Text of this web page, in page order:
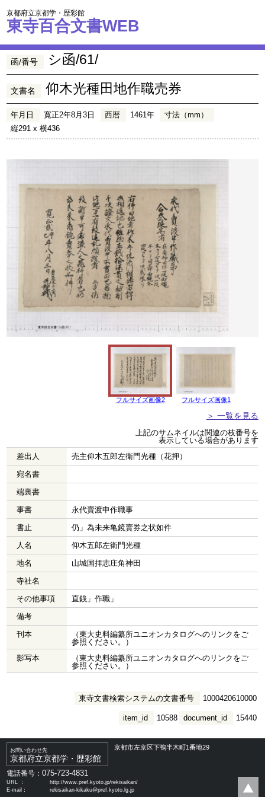
京都府立京都学・歴彩館
東寺百合文書WEB
函/番号 シ函/61/
文書名 仰木光種田地作職売券
年月日 寛正2年8月3日 西暦 1461年
寸法（mm）
縦291 x 横436
フルサイズ画像2 フルサイズ画像1
＞ 一覧を見る
上記のサムネイルは関連の枝番号を
表示している場合があります
差出人
売主仰木五郎左衛門光種（花押）
宛名書
端裏書
事書
永代賣渡申作職事
書止
仍」為未来亀鏡賣券之状如件
人名
仰木五郎左衛門光種
地名
山城国拝志庄角神田
寺社名
その他事項
直銭」作職」
備考
刊本
（東大史料編纂所ユニオンカタログへのリンクをご
参照ください。）
影写本
（東大史料編纂所ユニオンカタログへのリンクをご
参照ください。）
東寺文書検索システムの文書番号 1000420610000
document_id 15440
item_id 10588
お問い合わせ先
京都府立京都学・歴彩館
京都市左京区下鴨半木町1番地29
電話番号：075-723-4831
URL ：
http://www.pref.kyoto.jp/rekisaikan/
E-mail：
rekisaikan-kikaku@pref.kyoto.lg.jp